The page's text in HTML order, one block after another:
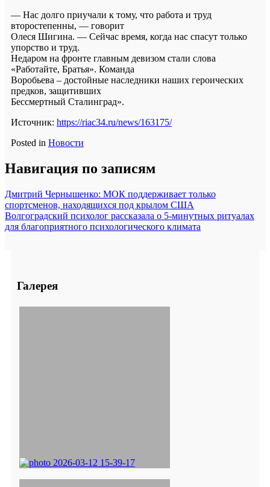
— Нас долго приучали к тому, что работа и труд
второстепенны, — говорит
Олеся Шигина. — Сейчас время, когда нас спасут только
упорство и труд.
Недаром на фронте главным девизом стали слова
«Работайте, Братья». Команда
Воробьева – достойные наследники наших героических
предков, защитивших
Бессмертный Сталинград».
Источник: https://riac34.ru/news/163175/
Posted in Новости
Навигация по записям
Дмитрий Чернышенко: МОК поддерживает только
спортсменов, находящихся под крылом США
Волгоградский психолог рассказала о 5-минутных ритуалах
для благоприятного психологического климата
Галерея